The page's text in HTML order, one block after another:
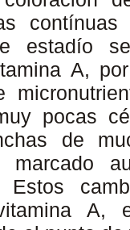
estadío
A,
pocas
de
marcado
Estos
A,